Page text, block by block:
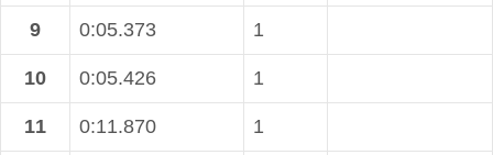
9 0:05.373 1
10 0:05.426 1
11 0:11.870 1